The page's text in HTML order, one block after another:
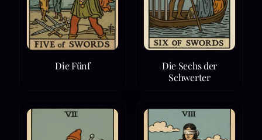
Die Fünf
Die Sechs der
Schwerter